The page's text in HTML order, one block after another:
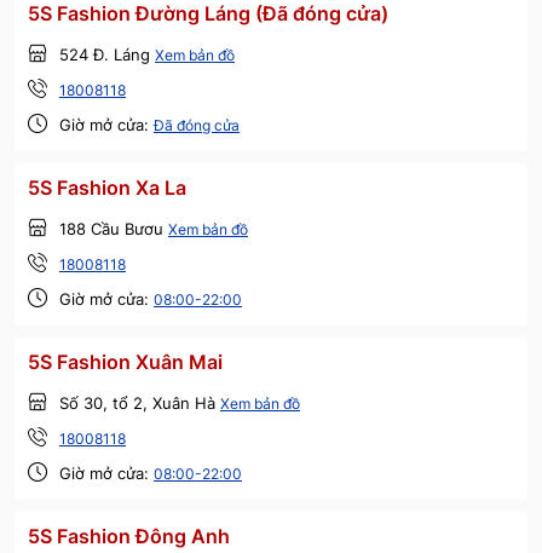
5S Fashion Đường Láng (Đã đóng cửa)
524 Đ. Láng Xem bản đồ
18008118
Giờ mở cửa:Đã đóng cửa
5S Fashion Xa La
188 Cầu Bươu Xem bản đồ
18008118
Giờ mở cửa: 08:00-22:00
5S Fashion Xuân Mai
Số 30, tổ 2, Xuân Hà Xem bản đồ
18008118
Giờ mở cửa: 08:00-22:00
5S Fashion Đông Anh